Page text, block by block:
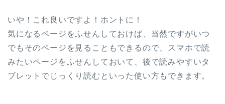
いや！これ良いですよ！ホントに！
気になるページをふせんしておけば、当然ですがいつ
でもそのページを見ることもできるので、スマホで読
みたいページをふせんしておいて、後で読みやすいタ
ブレットでじっくり読むといった使い方もできます。